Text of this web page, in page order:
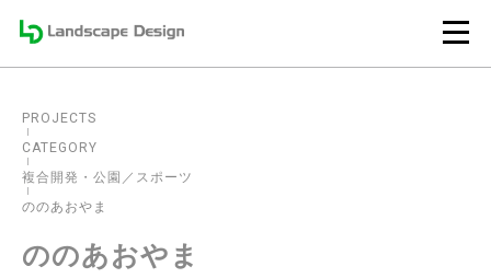
PROJECTS
CATEGORY
複合開発
公園／スポーツ
ののあおやま
ののあおやま